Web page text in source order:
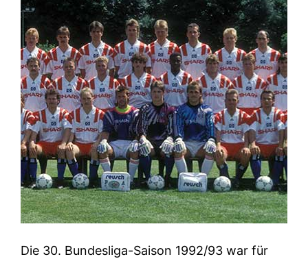
Die 30. Bundesliga-Saison 1992/93 war für